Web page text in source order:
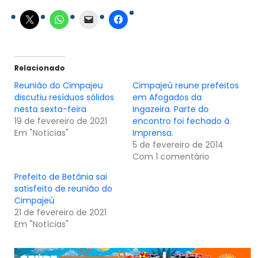
Relacionado
Reunião do Cimpajeu
discutiu resíduos sólidos
nesta sexta-feira
19 de fevereiro de 2021
Em "Notícias"
Cimpajeú reune prefeitos
em Afogados da
Ingazeira. Parte do
encontro foi fechado à
Imprensa.
5 de fevereiro de 2014
Com 1 comentário
Prefeito de Betânia sai
satisfeito de reunião do
Cimpajeú
21 de fevereiro de 2021
Em "Notícias"